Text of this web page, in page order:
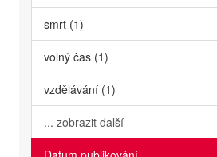
smrt (1)
volný čas (1)
vzdělávání (1)
... zobrazit další